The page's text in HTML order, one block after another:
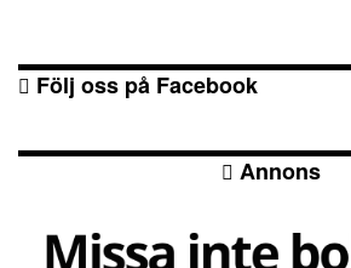
Följ oss på Facebook
Annons